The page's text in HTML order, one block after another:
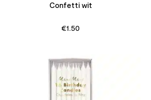
Confetti wit
€1.50